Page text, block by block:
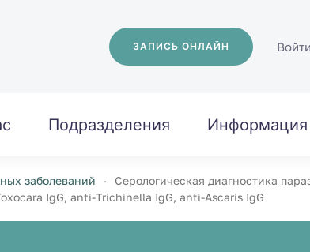
ЗАПИСЬ ОНЛАЙН Войти
Подразделения Информация
заболеваний
Серологическая диагностика
IgG, anti-Trichinella IgG, anti-Ascaris IgG